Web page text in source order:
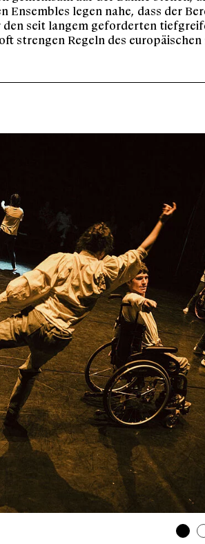
Ensembles legen nahe, dass der
seit langem geforderten
strengen Regeln des